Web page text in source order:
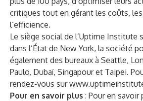
critiques tout en gérant les coûts,
l’efficience.
Le siège social de l’Uptime Institute
dans l’État de New York, la société
également des bureaux à Seattle,
Paulo, Dubaï, Singapour et Taipei.
rendez-vous sur
Pour en savoir plus : Pour en savoir